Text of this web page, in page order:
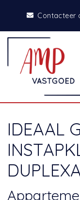
Contacteer
IDEAAL